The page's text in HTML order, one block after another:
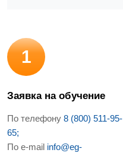
1
Заявка на обучение
По телефону 8 (800) 511-95-
65;
По e-mail info@eg-